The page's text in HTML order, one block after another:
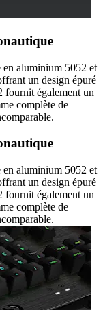
aluminium 5052 et
un design épuré
fournit également un
complète de
aluminium 5052 et
un design épuré
fournit également un
complète de